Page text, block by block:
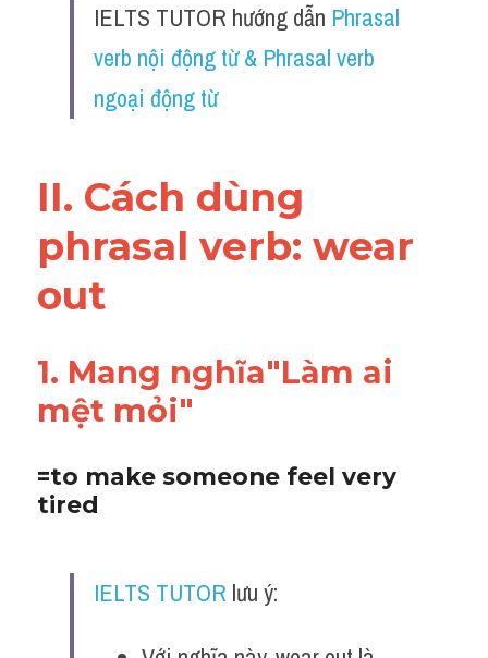
Writing
Reading
IELTS TUTOR hướng dẫn Phrasal
verb nội động từ & Phrasal verb
ngoại động từ
II. Cách dùng
phrasal verb: wear
out
1. Mang nghĩa"Làm ai
mệt mỏi"
=to make someone feel very
tired
IELTS TUTOR lưu ý: